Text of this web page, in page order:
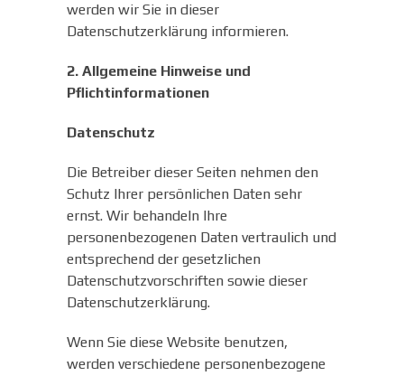
werden wir Sie in dieser
Datenschutzerklärung informieren.
2. Allgemeine Hinweise und
Pflichtinformationen
Datenschutz
Die Betreiber dieser Seiten nehmen den
Schutz Ihrer persönlichen Daten sehr
ernst. Wir behandeln Ihre
personenbezogenen Daten vertraulich und
entsprechend der gesetzlichen
Datenschutzvorschriften sowie dieser
Datenschutzerklärung.
Wenn Sie diese Website benutzen,
werden verschiedene personenbezogene